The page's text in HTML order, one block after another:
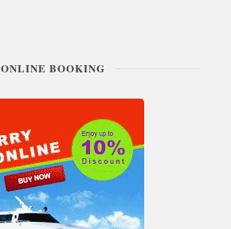
ONLINE BOOKING